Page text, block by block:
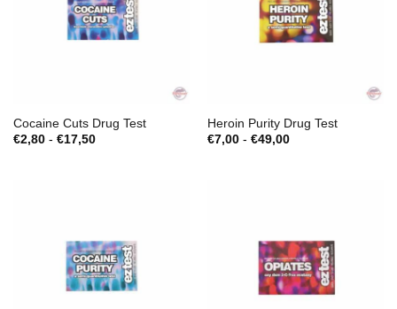
Cocaine Cuts Drug Test
€2,80 - €17,50Rango
Heroin Purity Drug Test
€7,00 - €49,00Rango